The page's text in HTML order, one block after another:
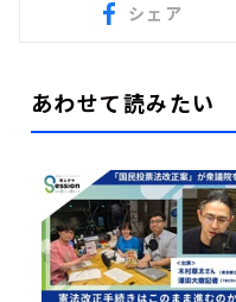
シェア
あわせて読みたい